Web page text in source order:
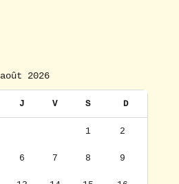
août 2026
J V S D
1 2
6 7 8 9